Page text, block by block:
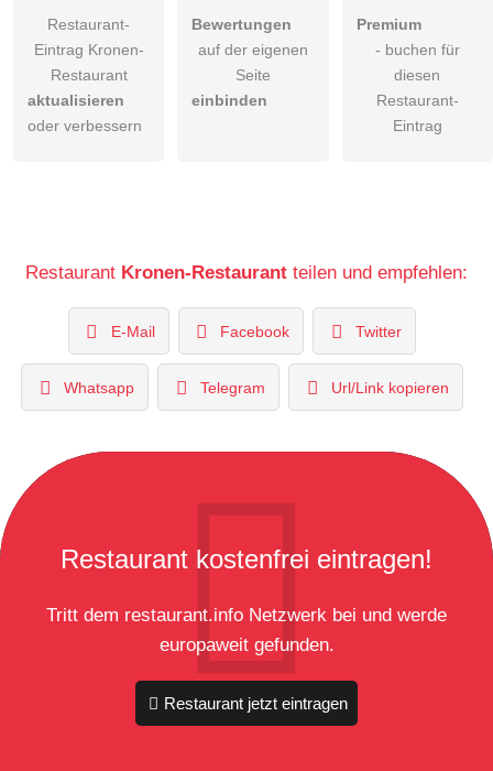
Restaurant-
Eintrag Kronen-
Restaurant
aktualisieren
oder verbessern
Bewertungen
auf der eigenen
Seite
einbinden
Premium
- buchen für
diesen
Restaurant-
Eintrag
Restaurant Kronen-Restaurant teilen und empfehlen:
E-Mail Facebook Twitter
Whatsapp Telegram Url/Link kopieren
Restaurant kostenfrei eintragen!
Tritt dem restaurant.info Netzwerk bei und werde
europaweit gefunden.
Restaurant jetzt eintragen